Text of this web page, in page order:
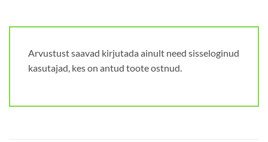
Arvustust saavad kirjutada ainult need sisseloginud
kasutajad, kes on antud toote ostnud.